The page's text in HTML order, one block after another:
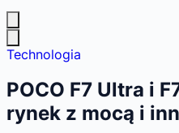
Technologia
POCO F7 Ultra i
rynek z mocą i